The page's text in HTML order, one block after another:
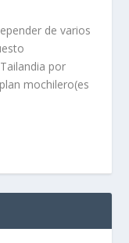
de varios
por
mochilero(es